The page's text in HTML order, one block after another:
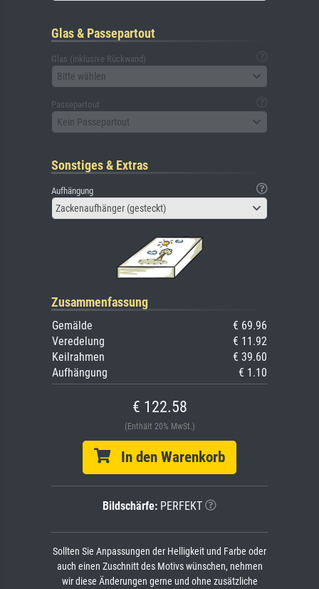
Glas & Passepartout
Glas (inklusive Rückwand)
Bitte wählen
Passepartout
Kein Passepartout
Sonstiges & Extras
Aufhängung
Zackenaufhänger (gesteckt)
Zusammenfassung
Gemälde
€ 69.96
Veredelung
€ 11.92
Keilrahmen
€ 39.60
Aufhängung
€ 1.10
€ 122.58
(Enthält 20% MwSt.)
In den Warenkorb
Bildschärfe: PERFEKT
Sollten Sie Anpassungen der Helligkeit und Farbe oder
auch einen Zuschnitt des Motivs wünschen, nehmen
wir diese Änderungen gerne und ohne zusätzliche